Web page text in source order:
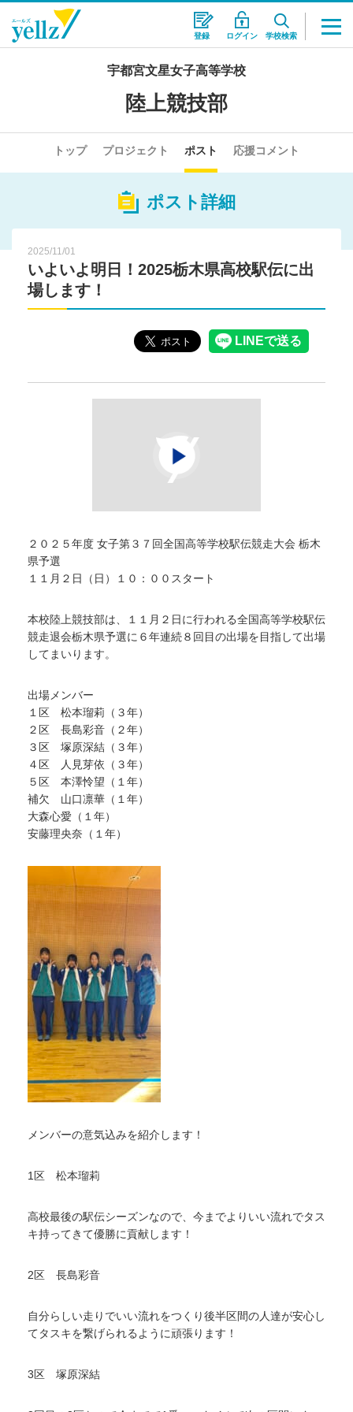
登録 ログイン 学校検索
宇都宮文星女子高等学校
陸上競技部
トップ プロジェクト ポスト 応援コメント
ポスト詳細
2025/11/01
いよいよ明日！2025栃木県高校駅伝に出
場します！
２０２５年度 女子第３７回全国高等学校駅伝競走大会 栃木
県予選
１１月２日（日）１０：００スタート
本校陸上競技部は、１１月２日に行われる全国高等学校駅伝
競走退会栃木県予選に６年連続８回目の出場を目指して出場
してまいります。
出場メンバー
１区 松本瑠莉（３年）
２区 長島彩音（２年）
３区 塚原深結（３年）
４区 人見芽依（３年）
５区 本澤怜望（１年）
補欠 山口凛華（１年）
大森心愛（１年）
安藤理央奈（１年）
メンバーの意気込みを紹介します！
1区 松本瑠莉
高校最後の駅伝シーズンなので、今までよりいい流れでタス
キ持ってきて優勝に貢献します！
2区 長島彩音
自分らしい走りでいい流れをつくり後半区間の人達が安心し
てタスキを繋げられるように頑張ります！
3区 塚原深結